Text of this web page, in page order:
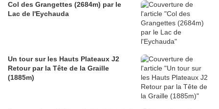
Col des Grangettes (2684m) par le
Lac de l'Eychauda
Un tour sur les Hauts Plateaux J2
Retour par la Tête de la Graille
(1885m)